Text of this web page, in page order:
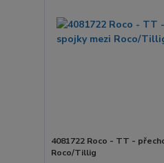
4081722 Roco - TT -
Roco/Tillig